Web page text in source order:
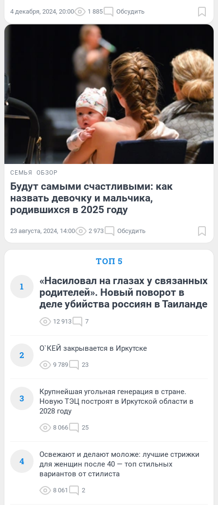
4 декабря, 2024, 20:00 1 885 Обсудить
СЕМЬЯ ОБЗОР
Будут самыми счастливыми: как
назвать девочку и мальчика,
родившихся в 2025 году
23 августа, 2024, 14:00 2 973 Обсудить
ТОП 5
1
«Насиловал на глазах у связанных
родителей». Новый поворот в
деле убийства россиян в Таиланде
12 913 7
2
О`КЕЙ закрывается в Иркутске
9 789 23
3
Крупнейшая угольная генерация в стране.
Новую ТЭЦ построят в Иркутской области в
2028 году
8 066 25
4
Освежают и делают моложе: лучшие стрижки
для женщин после 40 — топ стильных
вариантов от стилиста
8 061 2